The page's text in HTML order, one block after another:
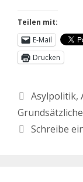
Teilen mit:
E-Mail
Drucken
Asylpolitik,
Schreibe